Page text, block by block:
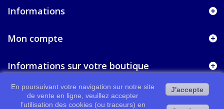
Informations
Mon compte
Informations sur votre boutique
En poursuivant votre navigation sur notre site
de vente en ligne, veuillez accepter
l’utilisation des cookies (ou traceurs) en
J'accepte